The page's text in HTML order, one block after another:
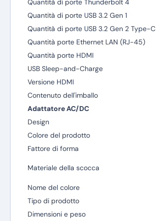
Quantità di porte Thunderbolt 4
Quantità di porte USB 3.2 Gen 1
Quantità di porte USB 3.2 Gen 2 Type-C
Quantità porte Ethernet LAN (RJ-45)
Quantità porte HDMI
USB Sleep-and-Charge
Versione HDMI
Contenuto dell'imballo
Adattatore AC/DC
Design
Colore del prodotto
Fattore di forma
Materiale della scocca
Nome del colore
Tipo di prodotto
Dimensioni e peso